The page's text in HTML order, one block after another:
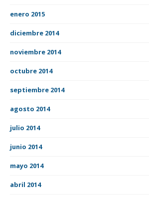
enero 2015
diciembre 2014
noviembre 2014
octubre 2014
septiembre 2014
agosto 2014
julio 2014
junio 2014
mayo 2014
abril 2014